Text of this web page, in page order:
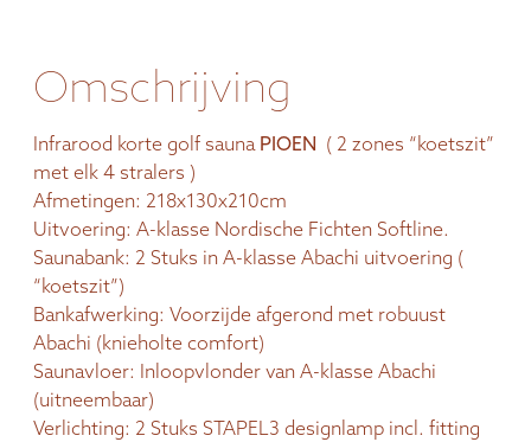
Omschrijving
Infrarood korte golf sauna PIOEN
( 2 zones “koetszit”
met elk 4 stralers )
Afmetingen: 218x130x210cm
Uitvoering: A-klasse Nordische Fichten Softline.
Saunabank: 2 Stuks in A-klasse Abachi uitvoering (
“koetszit”)
Bankafwerking: Voorzijde afgerond met robuust
Abachi (knieholte comfort)
Saunavloer: Inloopvlonder van A-klasse Abachi
(uitneembaar)
Verlichting: 2 Stuks STAPEL3 designlamp incl. fitting